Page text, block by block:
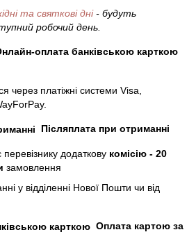
та святкові дні- будуть
робочий день.
оплата банківською карткою
через платіжні системи Visa,
Післяплата при отриманні
додаткову комісію - 20
замовлення
у відділенні Нової Пошти чи від
Оплата картою за